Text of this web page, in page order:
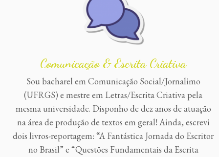
Comunicação & Escrita Criativa
Sou bacharel em Comunicação Social/Jornalimo
(UFRGS) e mestre em Letras/Escrita Criativa pela
mesma universidade. Disponho de dez anos de atuação
na área de produção de textos em geral! Ainda, escrevi
dois livros-reportagem: “A Fantástica Jornada do Escritor
no Brasil” e “Questões Fundamentais da Escrita